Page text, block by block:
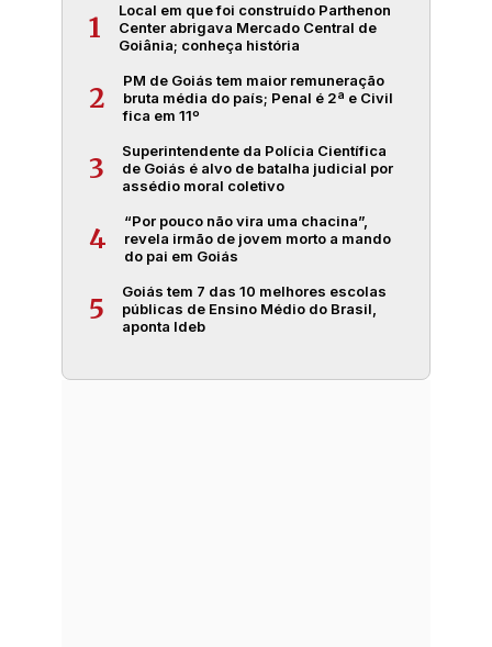
1
Local em que foi construído Parthenon
Center abrigava Mercado Central de
Goiânia; conheça história
2
PM de Goiás tem maior remuneração
bruta média do país; Penal é 2ª e Civil
fica em 11º
3
Superintendente da Polícia Científica
de Goiás é alvo de batalha judicial por
assédio moral coletivo
4
“Por pouco não vira uma chacina”,
revela irmão de jovem morto a mando
do pai em Goiás
5
Goiás tem 7 das 10 melhores escolas
públicas de Ensino Médio do Brasil,
aponta Ideb